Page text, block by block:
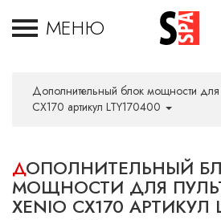
МЕНЮ
Дополнительный блок мощности для
CX170 артикул LTY170400
ДОПОЛНИТЕЛЬНЫЙ БЛОК
МОЩНОСТИ ДЛЯ
XENIO CX170 АРТИКУЛ